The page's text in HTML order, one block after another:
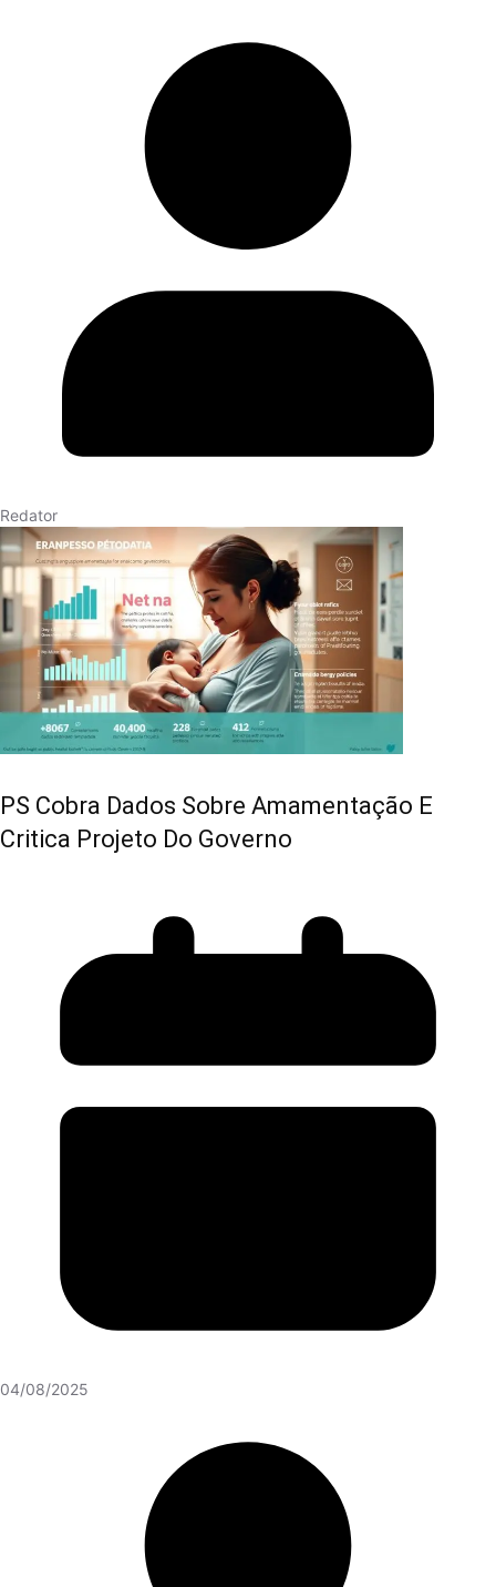
Redator
PS Cobra Dados Sobre Amamentação E
Critica Projeto Do Governo
04/08/2025